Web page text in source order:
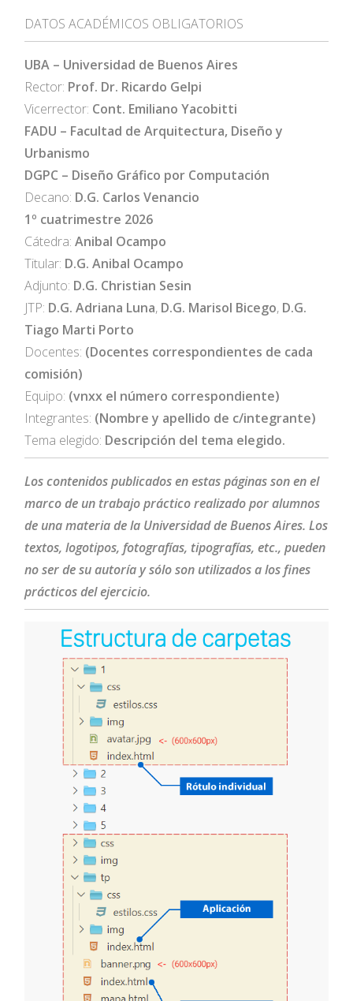
DATOS ACADÉMICOS OBLIGATORIOS
UBA – Universidad de Buenos Aires
Rector: Prof. Dr. Ricardo Gelpi
Vicerrector: Cont. Emiliano Yacobitti
FADU – Facultad de Arquitectura, Diseño y
Urbanismo
DGPC – Diseño Gráfico por Computación
Decano: D.G. Carlos Venancio
1º cuatrimestre 2026
Cátedra:Anibal Ocampo
Titular: D.G. Anibal Ocampo
Adjunto: D.G. Christian Sesin
JTP: D.G. Adriana Luna, D.G. Marisol Bicego, D.G.
Tiago Marti Porto
Docentes: (Docentes correspondientes de cada
comisión)
Equipo: (vnxx el número correspondiente)
Integrantes: (Nombre y apellido de c/integrante)
Tema elegido: Descripción del tema elegido.
Los contenidos publicados en estas páginas son en el
marco de un trabajo práctico realizado por alumnos
de una materia de la Universidad de Buenos Aires. Los
textos, logotipos, fotografías, tipografías, etc., pueden
no ser de su autoría y sólo son utilizados a los fines
prácticos del ejercicio.